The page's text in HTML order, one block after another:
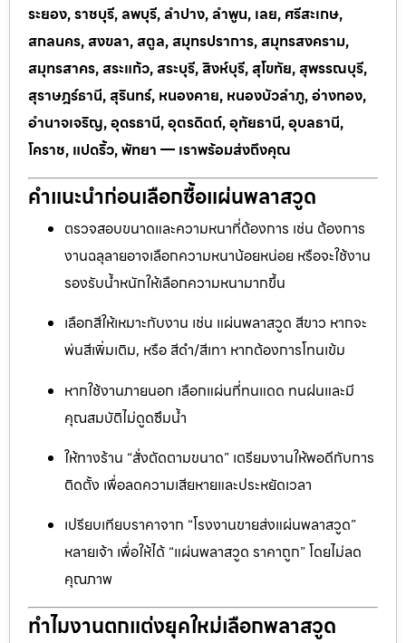
ระยอง, ราชบุรี, ลพบุรี, ลำปาง, ลำพูน, เลย, ศรีสะเกษ,
สกลนคร, สงขลา, สตูล, สมุทรปราการ, สมุทรสงคราม,
สมุทรสาคร, สระแก้ว, สระบุรี, สิงห์บุรี, สุโขทัย, สุพรรณบุรี,
สุราษฎร์ธานี, สุรินทร์, หนองคาย, หนองบัวลำภู, อ่างทอง,
อำนาจเจริญ, อุดรธานี, อุตรดิตถ์, อุทัยธานี, อุบลธานี,
โคราช, แปดริ้ว, พัทยา — เราพร้อมส่งถึงคุณ
คำแนะนำก่อนเลือกซื้อแผ่นพลาสวูด
ตรวจสอบขนาดและความหนาที่ต้องการ เช่น ต้องการ
งานฉลุลายอาจเลือกความหนาน้อยหน่อย หรือจะใช้งาน
รองรับน้ำหนักให้เลือกความหนามากขึ้น
เลือกสีให้เหมาะกับงาน เช่น แผ่นพลาสวูด สีขาว หากจะ
พ่นสีเพิ่มเติม, หรือ สีดำ/สีเทา หากต้องการโทนเข้ม
หากใช้งานภายนอก เลือกแผ่นที่ทนแดด ทนฝนและมี
คุณสมบัติไม่ดูดซึมน้ำ
ให้ทางร้าน “สั่งตัดตามขนาด” เตรียมงานให้พอดีกับการ
ติดตั้ง เพื่อลดความเสียหายและประหยัดเวลา
เปรียบเทียบราคาจาก “โรงงานขายส่งแผ่นพลาสวูด”
หลายเจ้า เพื่อให้ได้ “แผ่นพลาสวูด ราคาถูก” โดยไม่ลด
คุณภาพ
ทำไมงานตกแต่งยุคใหม่เลือกพลาสวูด